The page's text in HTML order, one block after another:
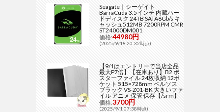
Seagate｜シーゲイト
BarraCuda 3.5インチ 内蔵ハー
ドディスク 24TB SATA6Gb/s キ
ャッシュ512MB 7200RPM CMR
ST24000DM001
価格:44980円
(2025/9/18 20:32時点)
【9/1はエントリーで当店全品
最大P7倍】【在庫あり】B2 ポ
スターファイル 24枚収納 12ポ
ケット 515×728mm ベルソス
ブラック VS-Z01-BK 大きいファ
イル アニメ 保管 保存【/srm】
価格:3700円
(2025/9/1 07:38時点)